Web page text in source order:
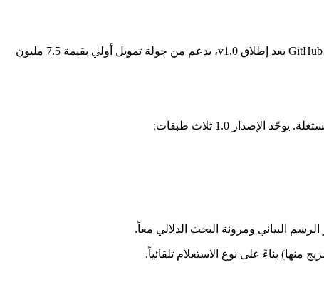
يعمل أكثر من 100 شركة باستخدام Cognee في بيئة الإنتاج اليوم، ويتم إنشاء 6 ملايين ذاكرة شهرياً. وصل المشروع إلى 17.5 ألف نجمة على GitHub بعد إطلاق v1.0، بدعم من جولة تمويل أولي بقيمة 7.5 مليون